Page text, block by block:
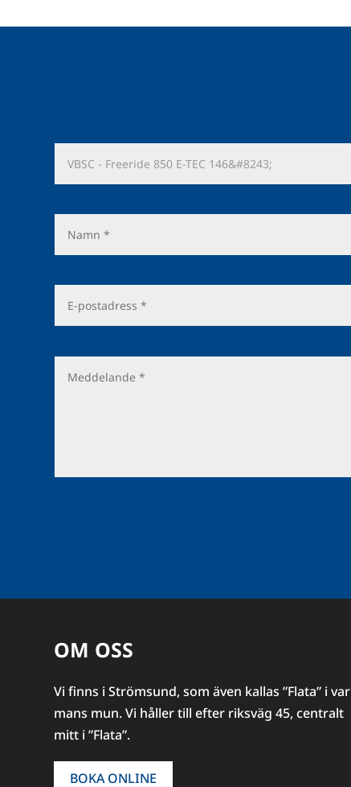
OM OSS
Vi finns i Strömsund, som även kallas ”Flata” i var
mans mun. Vi håller till efter riksväg 45, centralt
mitt i ”Flata”.
BOKA ONLINE